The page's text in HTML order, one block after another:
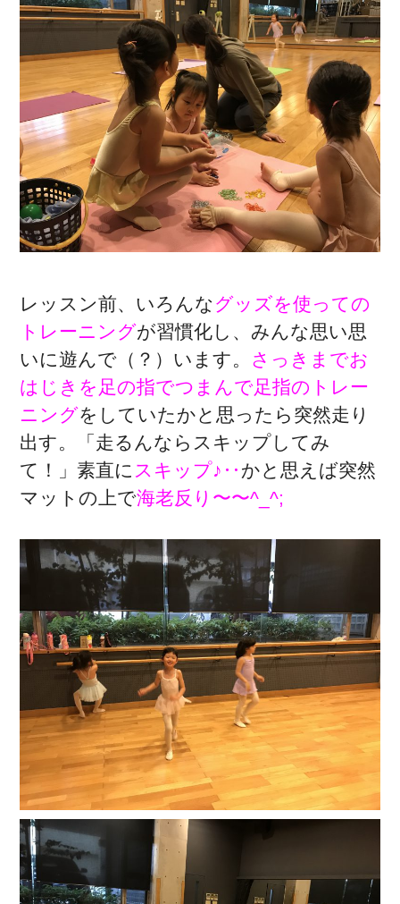
レッスン前、いろんなグッズを使っての
トレーニングが習慣化し、みんな思い思
いに遊んで（？）います。 さっきまでお
はじきを足の指でつまんで足指のトレー
ニングをしていたかと思ったら突然走り
出す。「走るんならスキップしてみ
て！」素直に スキップ♪‥ かと思えば突然
マットの上で海老反り〜〜^_^;